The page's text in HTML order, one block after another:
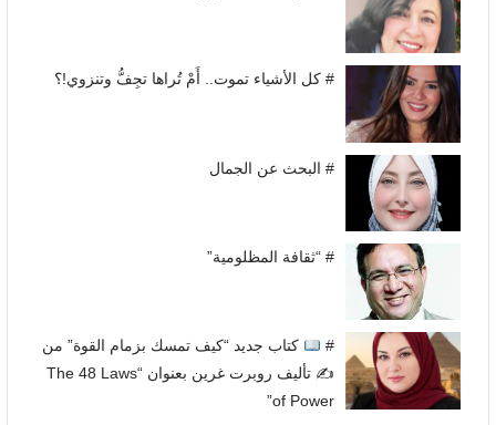
# كل الأشياء تموت.. أَمْ تُراها تجِفُّ وتنزوي!؟
# البحث عن الجمال
# “ثقافة المظلومية”
#
كتاب جديد “كيف تمسك بزمام القوة” من
✍
تأليف روبرت غرين بعنوان “The 48 Laws
of Power”